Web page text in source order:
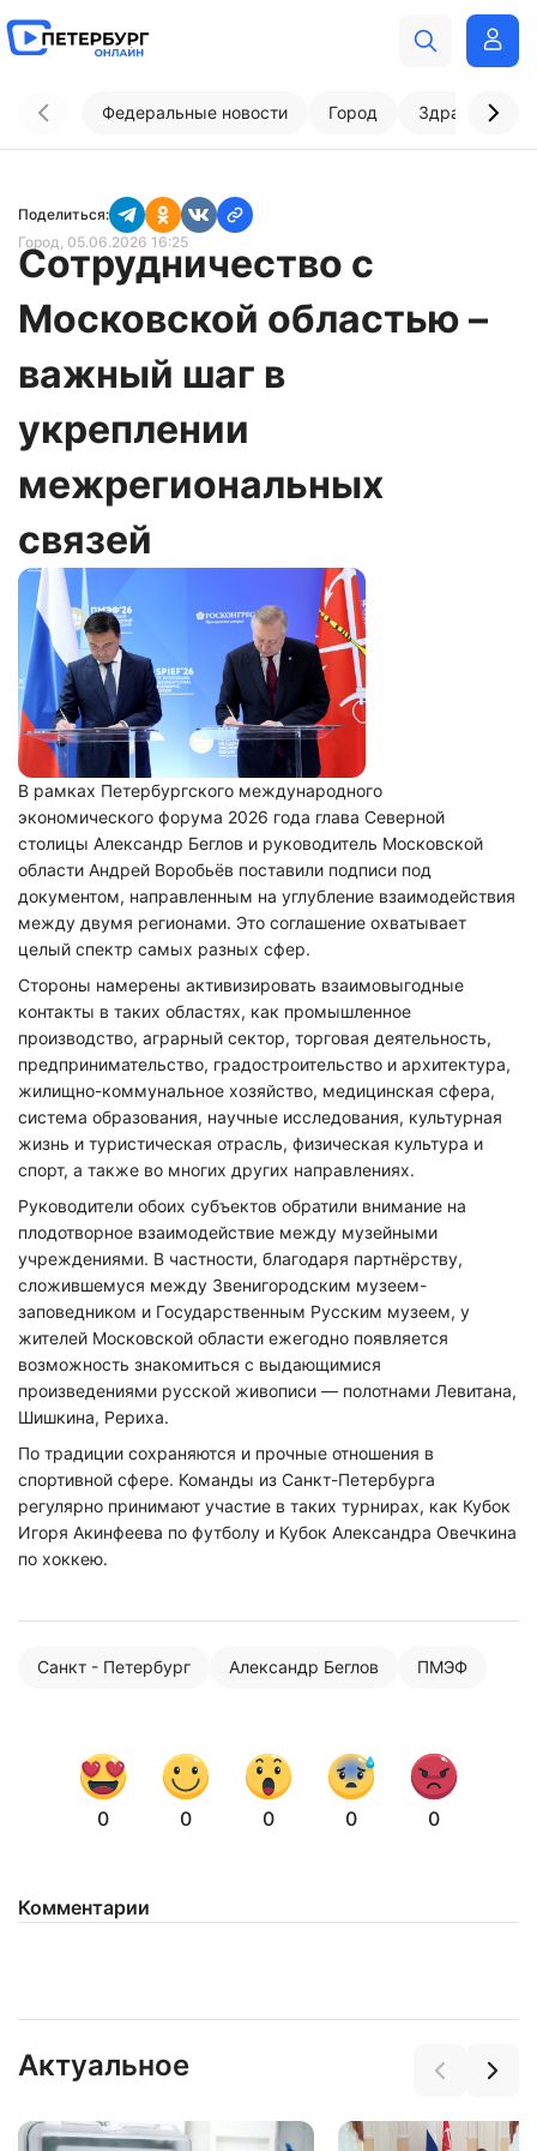
Федеральные новости Город
Поделиться:
Город, 05.06.2026 16:25
Сотрудничество с
Московской областью –
важный шаг в
укреплении
межрегиональных
связей
В рамках Петербургского международного
экономического форума 2026 года глава Северной
столицы Александр Беглов и руководитель Московской
области Андрей Воробьёв поставили подписи под
документом, направленным на углубление взаимодействия
между двумя регионами. Это соглашение охватывает
целый спектр самых разных сфер.
Стороны намерены активизировать взаимовыгодные
контакты в таких областях, как промышленное
производство, аграрный сектор, торговая деятельность,
предпринимательство, градостроительство и архитектура,
жилищно-коммунальное хозяйство, медицинская сфера,
система образования, научные исследования, культурная
жизнь и туристическая отрасль, физическая культура и
спорт, а также во многих других направлениях.
Руководители обоих субъектов обратили внимание на
плодотворное взаимодействие между музейными
учреждениями. В частности, благодаря партнёрству,
сложившемуся между Звенигородским музеем-
заповедником и Государственным Русским музеем, у
жителей Московской области ежегодно появляется
возможность знакомиться с выдающимися
произведениями русской живописи — полотнами Левитана,
Шишкина, Рериха.
По традиции сохраняются и прочные отношения в
спортивной сфере. Команды из Санкт-Петербурга
регулярно принимают участие в таких турнирах, как Кубок
Игоря Акинфеева по футболу и Кубок Александра Овечкина
по хоккею.
Санкт - Петербург Александр Беглов ПМЭФ
0 0 0 0 0
Комментарии
Актуальное
Нажимая на кнопку "Отправить" вы
соглашаетесь сполитикой конфиденциальности